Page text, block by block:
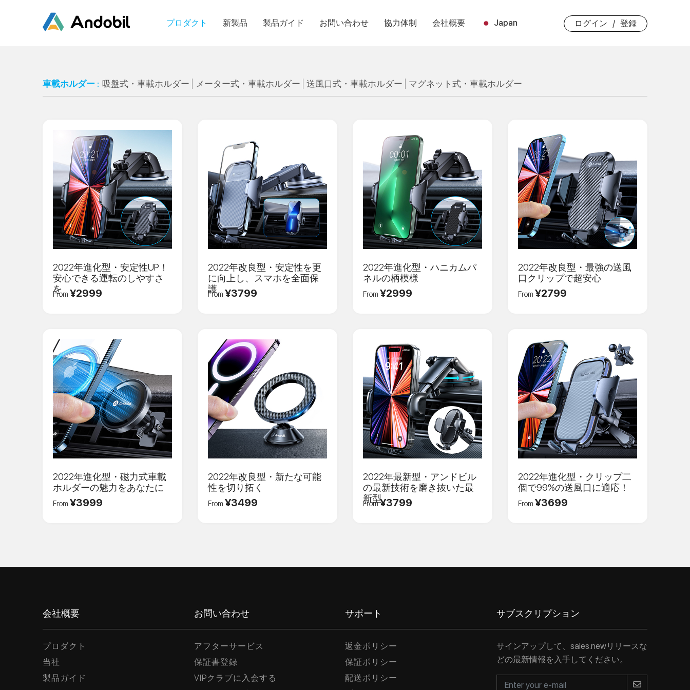
ログイン / 登録
プロダクト 新製品 製品ガイド お問い合わせ 協力体制 会社概要 Japan
車載ホルダー : 吸盤式・車載ホルダー メーター式・車載ホルダー 送風口式・車載ホルダー マグネット式・車載ホルダー
2022年進化型・安定性UP！
安心できる運転のしやすさ
を
From ¥2999
2022年改良型・安定性を更
に向上し、スマホを全面保
護
From ¥3799
2022年進化型・ハニカムパ
ネルの柄模様
From ¥2999
2022年改良型・最強の送風
口クリップで超安心
From ¥2799
2022年進化型・磁力式車載
ホルダーの魅力をあなたに
From ¥3999
2022年改良型・新たな可能
性を切り拓く
From ¥3499
2022年最新型・アンドビル
の最新技術を磨き抜いた最
新型
From¥3799
2022年進化型・クリップ二
個で99%の送風口に適応！
From ¥3699
会社概要
プロダクト
当社
製品ガイド
お問い合わせ
アフターサービス
保証書登録
VIPクラブに入会する
サポート
返金ポリシー
保証ポリシー
配送ポリシー
サブスクリプション
サインアップして、sales.newリリースな
どの最新情報を入手してください。
Eメール*
パスワード*
ログインする
Eメール*
メール確認コード*
パスワード*
検証コード*